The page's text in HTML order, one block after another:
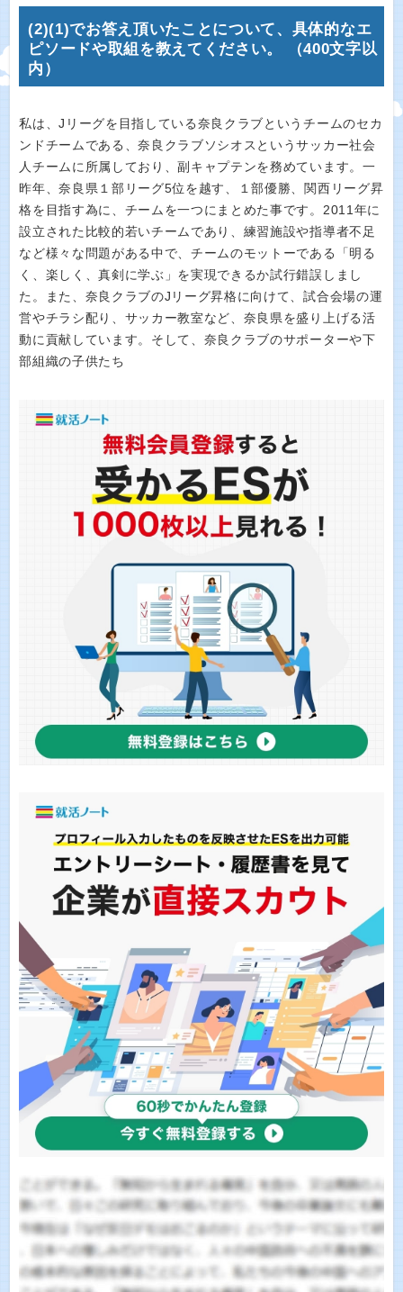
(2)(1)でお答え頂いたことについて、具体的なエ
ピソードや取組を教えてください。 （400文字以
内）
私は、Jリーグを目指している奈良クラブというチームのセカ
ンドチームである、奈良クラブソシオスというサッカー社会
人チームに所属しており、副キャプテンを務めています。一
昨年、奈良県１部リーグ5位を越す、１部優勝、関西リーグ昇
格を目指す為に、チームを一つにまとめた事です。2011年に
設立された比較的若いチームであり、練習施設や指導者不足
など様々な問題がある中で、チームのモットーである「明る
く、楽しく、真剣に学ぶ」を実現できるか試行錯誤しまし
た。また、奈良クラブのJリーグ昇格に向けて、試合会場の運
営やチラシ配り、サッカー教室など、奈良県を盛り上げる活
動に貢献しています。そして、奈良クラブのサポーターや下
部組織の子供たち